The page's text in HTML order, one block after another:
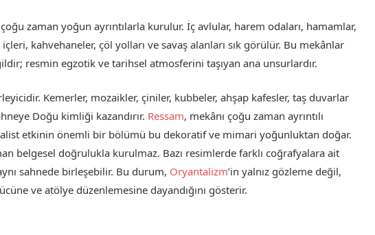
zaman yoğun ayrıntılarla kurulur. İç avlular, harem odaları, hamamlar,
kahvehaneler, çöl yolları ve savaş alanları sık görülür. Bu mekânlar
resmin egzotik ve tarihsel atmosferini taşıyan ana unsurlardır.
Kemerler, mozaikler, çiniler, kubbeler, ahşap kafesler, taş duvarlar
Doğu kimliği kazandırır. Ressam, mekânı çoğu zaman ayrıntılı
etkinin önemli bir bölümü bu dekoratif ve mimari yoğunluktan doğar.
belgesel doğrulukla kurulmaz. Bazı resimlerde farklı coğrafyalara ait
sahnede birleşebilir. Bu durum, Oryantalizm’in yalnız gözleme değil,
ve atölye düzenlemesine dayandığını gösterir.